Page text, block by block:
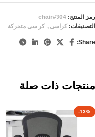
رمز المنتج: chair#304
التصنيفات: كراسى , كراسى متحركة
Share:
منتجات ذات صلة
-13%